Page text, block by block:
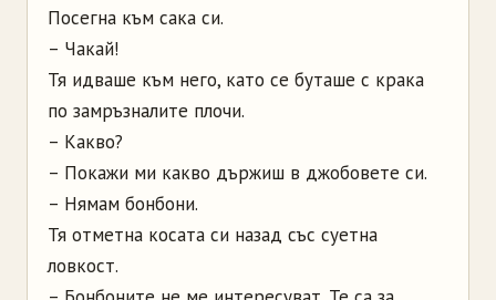
Посегна към сака си.
– Чакай!
Тя идваше към него, като се буташе с крака
по замръзналите плочи.
– Какво?
– Покажи ми какво държиш в джобовете си.
– Нямам бонбони.
Тя отметна косата си назад със суетна
ловкост.